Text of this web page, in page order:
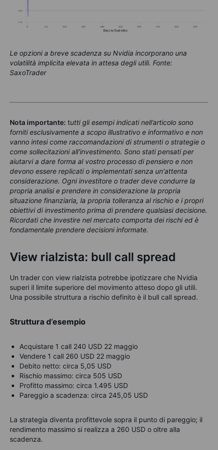
Le opzioni a breve scadenza su Nvidia incorporano una
volatilità implicita elevata in attesa degli utili. Fonte:
SaxoTrader
Nota importante: tutti gli esempi indicati nell’articolo sono
forniti esclusivamente a scopo illustrativo e informativo e non
vanno intesi come raccomandazioni di strumenti o strategie o
come sollecitazioni all'investimento. Sono stati pensati per
aiutarvi a dare forma al vostro processo di pensiero e non
devono essere replicati o implementati senza un'attenta
considerazione. Ogni investitore o trader deve condurre la
propria analisi e prendere in considerazione la propria
situazione finanziaria, la propria tolleranza al rischio e i propri
obiettivi di investimento prima di prendere qualsiasi decisione.
Ricordati che investire nel mercato comporta dei rischi ed è
fondamentale prendere decisioni informate.
View rialzista: bull call spread
Un trader con view rialzista potrebbe ipotizzare che Nvidia
superi il limite superiore del movimento atteso dopo gli utili.
Una possibile struttura a rischio definito è il bull call spread.
Struttura d’esempio
Acquistare 1 call 240 USD 22 maggio
Vendere 1 call 260 USD 22 maggio
Debito netto: circa 5,05 USD
Rischio massimo: circa 505 USD
Profitto massimo: circa 1.495 USD
Pareggio a scadenza: circa 245,05 USD
La strategia diventa profittevole sopra il punto di pareggio; il
rendimento massimo si realizza a 260 USD o oltre alla
scadenza.